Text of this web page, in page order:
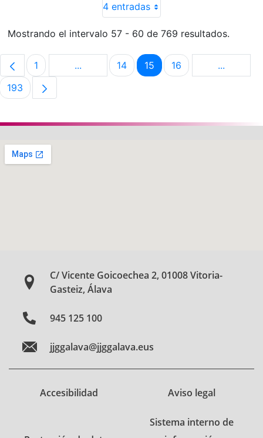
4 entradas
Mostrando el intervalo 57 - 60 de 769 resultados.
Página
1 ...Páginas intermedias Use TAB para
Página
14 Página
15 Página
16 ...Páginas
Página
193
C/ Vicente Goicoechea 2, 01008 Vitoria-
Gasteiz, Álava
945 125 100
jjggalava@jjggalava.eus
Accesibilidad Aviso legal
Sistema interno de